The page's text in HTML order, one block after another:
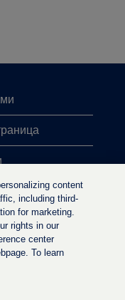
content
including third-
for marketing.
rights in our
center
To learn